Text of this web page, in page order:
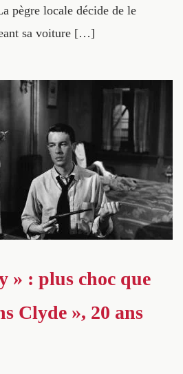
pègre locale décide de le
sa voiture […]
» : plus choc que
Clyde », 20 ans